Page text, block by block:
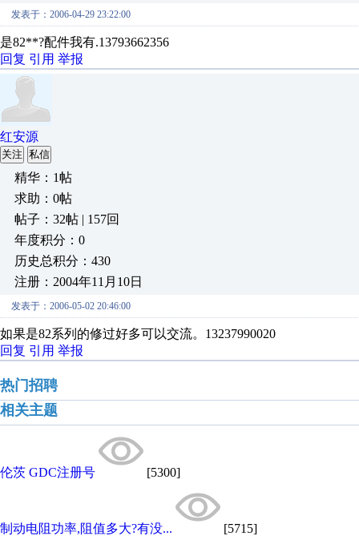
发表于：2006-04-29 23:22:00
是82**?配件我有.13793662356
回复 引用 举报
红安源
关注 私信
精华：1帖
求助：0帖
帖子：32帖 | 157回
年度积分：0
历史总积分：430
注册：2004年11月10日
发表于：2006-05-02 20:46:00
如果是82系列的修过好多可以交流。13237990020
回复 引用 举报
热门招聘
相关主题
伦茨 GDC注册号 [5300]
制动电阻功率,阻值多大?有没... [5715]